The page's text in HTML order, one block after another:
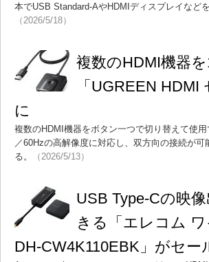
本でUSB Standard-AやHDMIディスプレイなど
（2026/5/18）
複数のHDMI機器
「UGREEN
に
複数のHDMI機器をボタン一つで切り替えて使
／60Hzの高解像度に対応し、双方向の接続が
る。
（2026/5/13）
USB Type-Cの映
きる「エレコム
DH-CW4K110EBK」がセー